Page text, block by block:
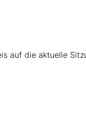
auf die aktuelle